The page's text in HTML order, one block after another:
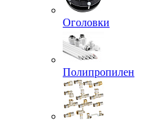
Оголовки
Полипропилен